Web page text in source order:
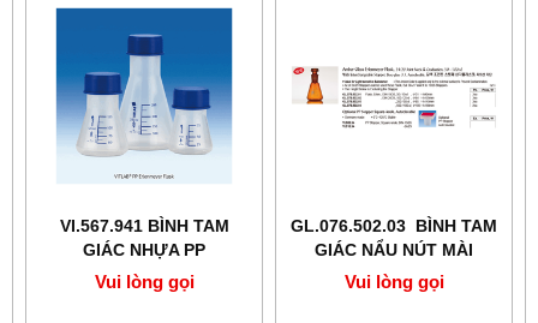
VI.567.941 BÌNH TAM
GIÁC NHỰA PP
Vui lòng gọi
GL.076.502.03 BÌNH TAM
GIÁC NẨU NÚT MÀI
250ML
Vui lòng gọi